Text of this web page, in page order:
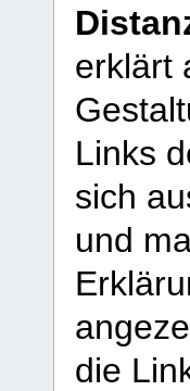
erklärt
Links
sich
und
die